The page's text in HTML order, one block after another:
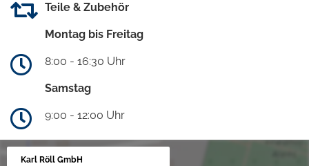
Teile & Zubehör
Montag bis Freitag
8:00 - 16:30 Uhr
Samstag
9:00 - 12:00 Uhr
Karl Röll GmbH